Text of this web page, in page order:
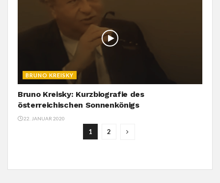
BRUNO KREISKY
Bruno Kreisky: Kurzbiografie des
österreichischen Sonnenkönigs
22. JANUAR 2020
1 2